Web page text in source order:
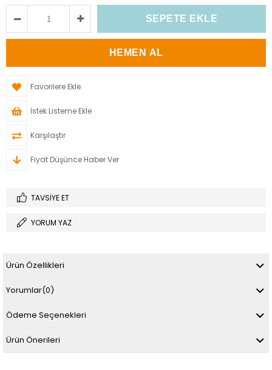
Favorilere Ekle
İstek Listeme Ekle
Karşılaştır
Fiyat Düşünce Haber Ver
TAVSIYE ET
YORUM YAZ
Ürün Özellikleri
Yorumlar(0)
Ödeme Seçenekleri
Ürün Önerileri